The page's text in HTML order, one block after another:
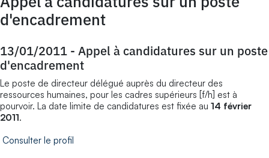
d'encadrement
13/01/2011 - Appel à candidatures sur un poste
d'encadrement
Le poste de directeur délégué auprès du directeur des
ressources humaines, pour les cadres supérieurs [f/h] est à
pourvoir. La date limite de candidatures est fixée au 14 février
2011.
Consulter le profil